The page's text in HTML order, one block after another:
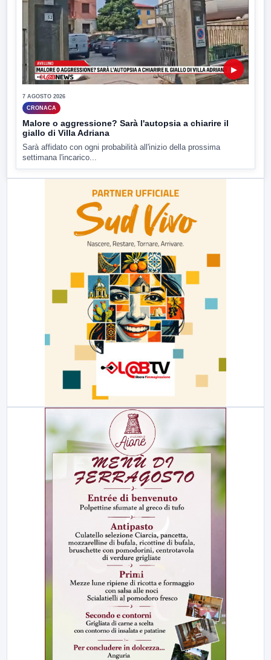
▶
7 AGOSTO 2026
CRONACA
Malore o aggressione? Sarà l'autopsia a chiarire il
giallo di Villa Adriana
Sarà affidato con ogni probabilità all'inizio della prossima
settimana l'incarico...